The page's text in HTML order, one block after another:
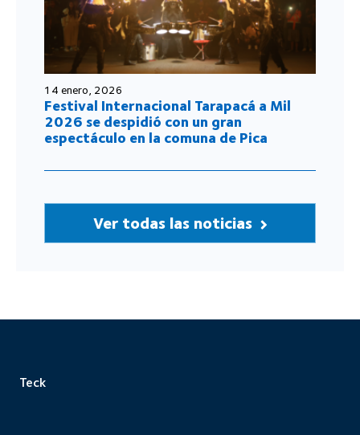
14 enero, 2026
Festival Internacional Tarapacá a Mil
2026 se despidió con un gran
espectáculo en la comuna de Pica
Ver todas las noticias
Teck